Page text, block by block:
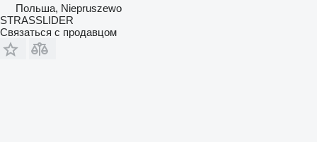
Польша, Niepruszewo
STRASSLIDER
Связаться с продавцом